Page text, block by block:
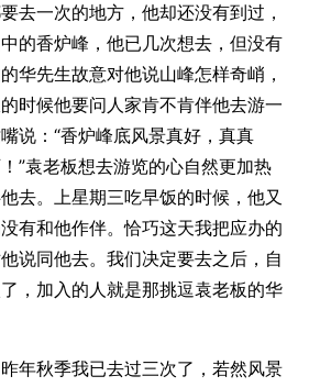
去一次的地方，他却还没有到过，
的香炉峰，他已几次想去，但没有
华先生故意对他说山峰怎样奇峭，
时候他要问人家肯不肯伴他去游一
说：“香炉峰底风景真好，真真
”袁老板想去游览的心自然更加热
去。上星期三吃早饭的时候，他又
有和他作伴。恰巧这天我把应办的
说同他去。我们决定要去之后，自
，加入的人就是那挑逗袁老板的华
年秋季我已去过三次了，若然风景